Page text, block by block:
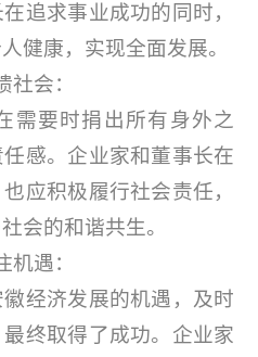
追求事业成功的同时，
健康，实现全面发展。
会：
要时捐出所有身外之
感。企业家和董事长在
应积极履行社会责任，
会的和谐共生。
遇：
经济发展的机遇，及时
终取得了成功。企业家